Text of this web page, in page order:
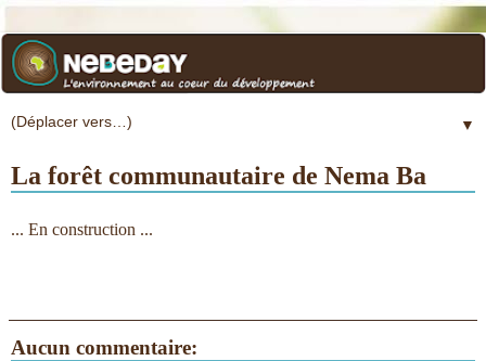
▼
La forêt communautaire de Nema Ba
... En construction ...
Aucun commentaire: